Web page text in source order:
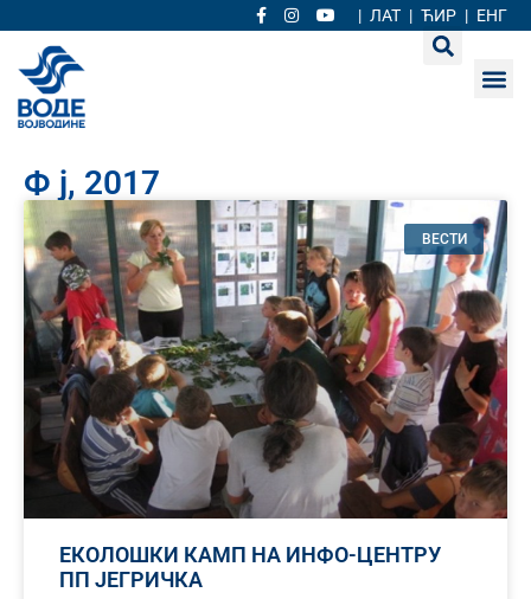
| ЛАТ | ЋИР | ЕНГ
Ф ј, 2017
ВЕСТИ
ЕКОЛОШКИ КАМП НА ИНФО-ЦЕНТРУ
ПП ЈЕГРИЧКА